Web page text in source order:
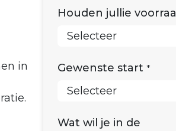
in
Houden jullie
Gewenste start *
Wat wil je in de